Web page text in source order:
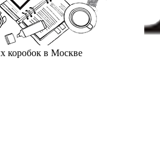
коробок в Москве